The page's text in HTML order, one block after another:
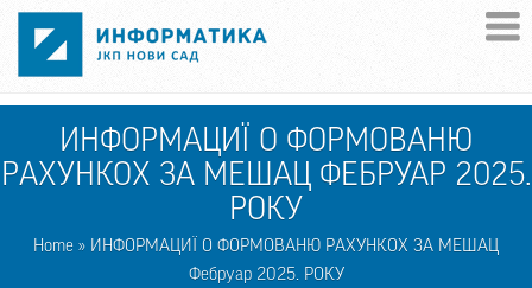
Skip to main content
ИНФОРМАЦИЇ О ФОРМОВАНЮ
РАХУНКОХ ЗА МЕШАЦ ФЕБРУАР 2025.
РОКУ
Home » ИНФОРМАЦИЇ О ФОРМОВАНЮ РАХУНКОХ ЗА МЕШАЦ
Фебруар 2025. РОКУ